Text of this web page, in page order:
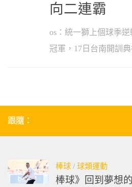
向二連霸
os：統一獅上個球季
冠軍，17日台南開訓
跟隨：
棒球 / 球類運動
棒球》回到夢想